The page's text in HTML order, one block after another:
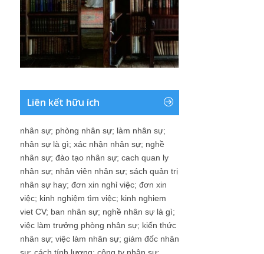
Liên kết hữu ích
nhân sự; phòng nhân sự; làm nhân sự;
nhân sự là gì; xác nhận nhân sự; nghề
nhân sự; đào tạo nhân sự; cach quan ly
nhân sự; nhân viên nhân sự; sách quản trị
nhân sự hay; đơn xin nghỉ việc; đơn xin
việc; kinh nghiệm tìm việc; kinh nghiem
viet CV; ban nhân sự; nghề nhân sự là gì;
việc làm trưởng phòng nhân sự; kiến thức
nhân sự; việc làm nhân sự; giám đốc nhân